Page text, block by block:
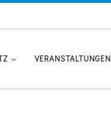
VERANSTALTUNGEN